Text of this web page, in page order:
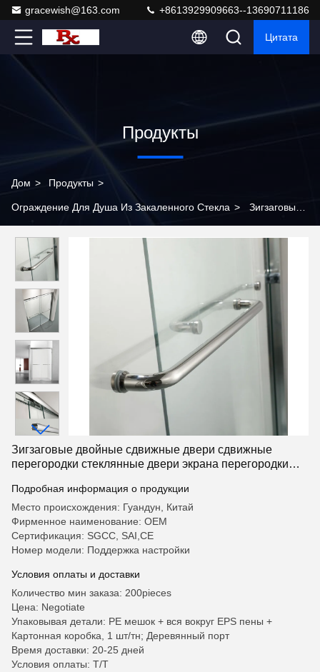
gracewish@163.com +8613929909663--13690711186
Цитата
Продукты
Дом > Продукты >
Ограждение Для Душа Из Закаленного Стекла > Зигзаговые
двери экрана перегородки ванная душа ванная комната
Зигзаговые двойные сдвижные двери сдвижные
перегородки стеклянные двери экрана перегородки
Подробная информация о продукции
Место происхождения: Гуандун, Китай
Фирменное наименование: OEM
Сертификация: SGCC, SAI,CE
Номер модели: Поддержка настройки
Условия оплаты и доставки
Количество мин заказа: 200pieces
Цена: Negotiate
Упаковывая детали: PE мешок + вся вокруг EPS пены +
Картонная коробка, 1 шт/тн; Деревянный порт
Время доставки: 20-25 дней
Условия оплаты: T/T